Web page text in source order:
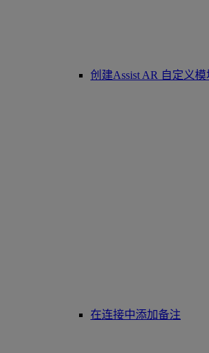
创建Assist AR 自定义模
在连接中添加备注